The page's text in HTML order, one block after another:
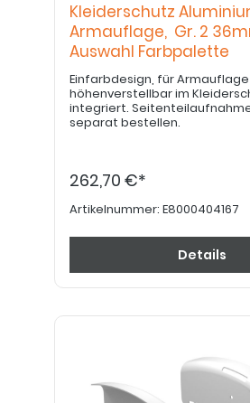
Kleiderschutz
Armauflage, Gr. 2
Auswahl Farbpalette
Einfarbdesign, für Armauflage
höhenverstellbar im
integriert.
separat bestellen.
262,70 €*
Artikelnummer: E8000404167
Details